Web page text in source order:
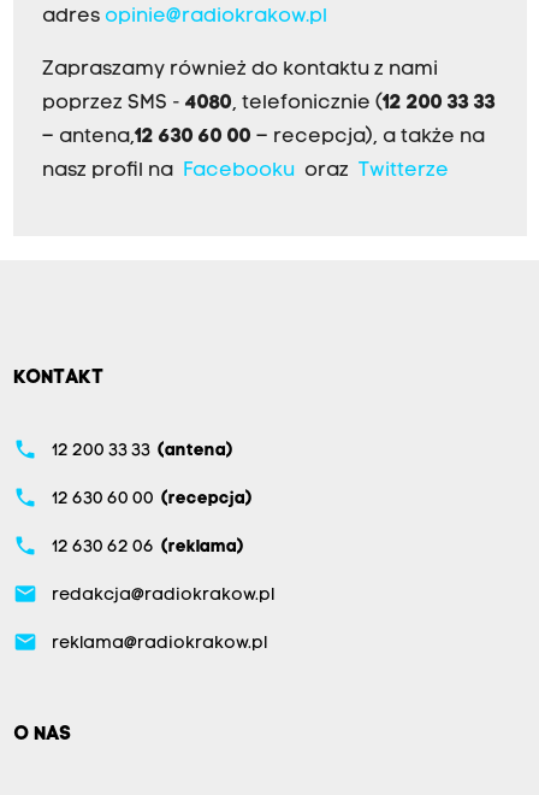
adres opinie@radiokrakow.pl
Zapraszamy również do kontaktu z nami
poprzez SMS - 4080, telefonicznie (12 200 33 33
– antena,12 630 60 00 – recepcja), a także na
nasz profil na Facebookuoraz Twitterze
KONTAKT
phone 12 200 33 33 (antena)
phone 12 630 60 00 (recepcja)
phone 12 630 62 06 (reklama)
email redakcja@radiokrakow.pl
email reklama@radiokrakow.pl
O NAS